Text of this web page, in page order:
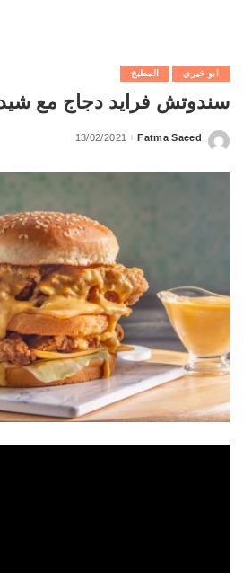
ابو خيري المطبخ
سندوتش فرايد دجاج مع
Posted
Fatma Saeed
13/02/2021